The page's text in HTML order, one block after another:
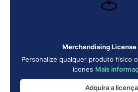
Merchandising License
Personalize qualquer produto físico
ícones Mais
Adquira a licença